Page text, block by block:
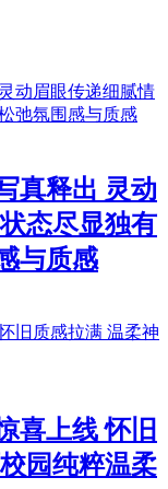
真释出 灵动
态尽显独有
与质感
喜上线 怀旧
园纯粹温柔